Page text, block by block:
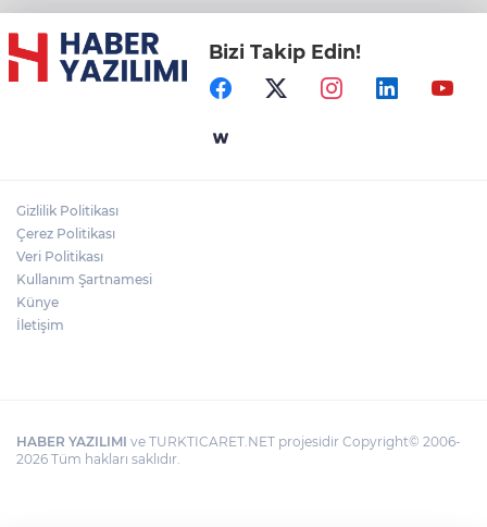
Bizi Takip Edin!
Gizlilik Politikası
Çerez Politikası
Veri Politikası
Kullanım Şartnamesi
Künye
İletişim
HABER YAZILIMI ve TURKTICARET.NET projesidir Copyright© 2006-
2026 Tüm hakları saklıdır.